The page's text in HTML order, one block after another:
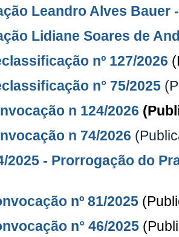
Leandro Alves Bauer
Lidiane Soares de
nº 127/2026
n° 75/2025
n 124/2026
n 74/2026
2025 - Prorrogação do
nº 81/2025
n° 46/2025